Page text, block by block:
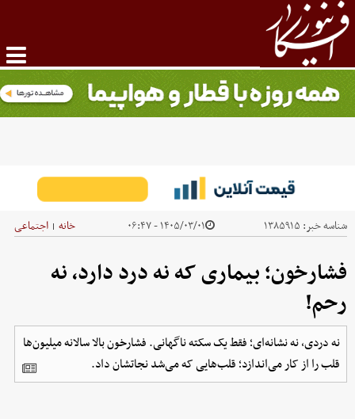
شناسه خبر: ۱۳۸۵۹۱۵ ۱۴۰۵/۰۳/۰۱ - ۰۶:۴۷ خانه | اجتماعی
فشارخون؛ بیماری که نه درد دارد، نه
رحم!
نه دردی، نه نشانه‌ای؛ فقط یک سکته ناگهانی. فشارخون بالا سالانه میلیون‌ها
قلب را از کار می‌اندازد؛ قلب‌هایی که می‌شد نجاتشان داد.